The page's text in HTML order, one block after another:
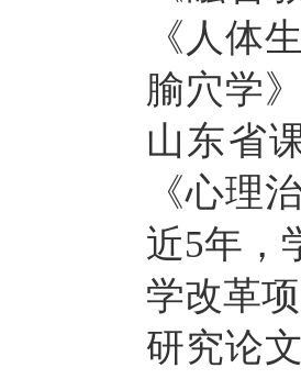
《人体
腧穴学
山东省
《心理
近5年，
学改革
研究论